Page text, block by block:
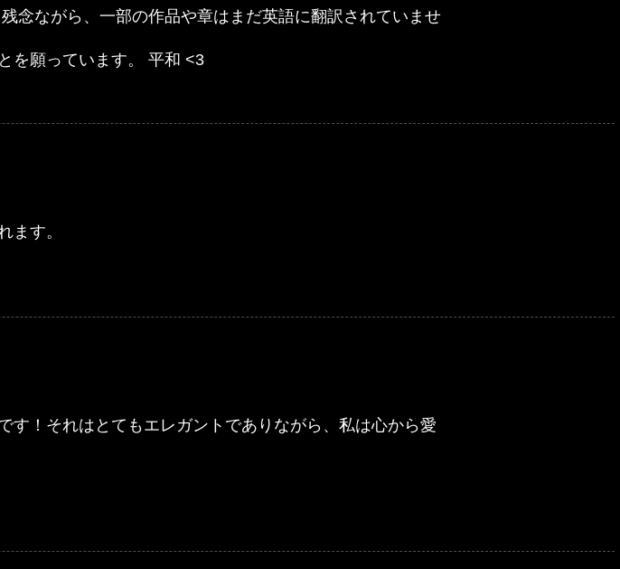
念ながら、一部の作品や章はまだ英語に翻訳されていませ
を願っています。 平和 <3
ます。
！それはとてもエレガントでありながら、私は心から愛